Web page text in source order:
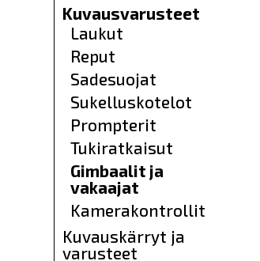
Kuvausvarusteet
Laukut
Reput
Sadesuojat
Sukelluskotelot
Prompterit
Tukiratkaisut
Gimbaalit ja
vakaajat
Kamerakontrollit
Kuvauskärryt ja
varusteet